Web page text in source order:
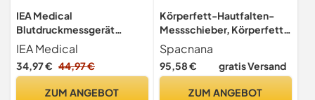
IEA Medical
Blutdruckmessgerät
Oberarm & Pulsoximeter
Set – SpO2 & Puls
IEA Medical
34,97 € 44,97 €
ZUM ANGEBOT
Körperfett-Hautfalten-
Messschieber, Körperfett-
Messschieber, Hautfalten-
Messschieber, Körperfett-
Tester, Messgerät,
Spacnana
95,58 € gratis Versand
ZUM ANGEBOT